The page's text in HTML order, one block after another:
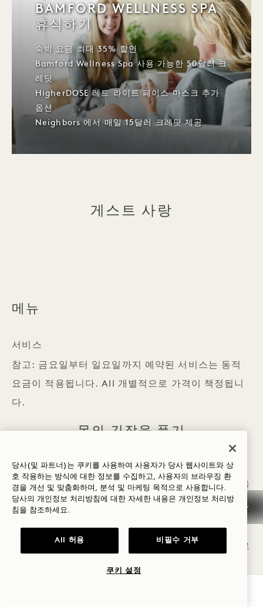
BAMFORD WELLNESS SPA
휴식하기
숙박 요금 최대 35% 할인
Bamford Wellness Spa 사용 가능한 50달러 크
레딧
HigherDOSE 레드 라이트 페이스 마스크 추가
옵션
Neighbors 에서 매일 15달러 크레딧 제공
게스트 사랑
메뉴
서비스
참고: 금요일부터 일요일까지 예약된 서비스는 동적
요금이 적용됩니다. All 개별적으로 가격이 책정됩니
다.
몸의 긴장을 풀기
클렌징 족욕으로 시작하여 지압, 경락, 스웨디시 마사지
로 이어지는 이 트리트먼트는 몸의 근육과 에너지 채널을
깨워줍니다. 반사 요법에서 영감을 받은 발 마사지는 에
너지의 긍정적인 흐름을 촉진하고 장기를 해독하는 데 도
움을 줍니다. 얼굴, 목, 어깨, 두피의 지압점 마사지는 긴
장을 풀고 기분을 고양시킵니다. 이 트리트먼트는 폐를
상쾌하게 하고 몸 전체에 활력을 불어넣는 요가 호흡으로
당사(및 파트너)는 쿠키를 사용하여 사용자가 당사 웹사이트와 상
호 작용하는 방식에 대한 정보를 수집하고, 사용자의 브라우징 환
경을 개선 및 맞춤화하며, 분석 및 마케팅 목적으로 사용합니다.
당사의 개인정보 처리방침에 대한 자세한 내용은 개인정보 처리방
침을 참조하세요.
All 허용 비필수 거부
쿠키 설정